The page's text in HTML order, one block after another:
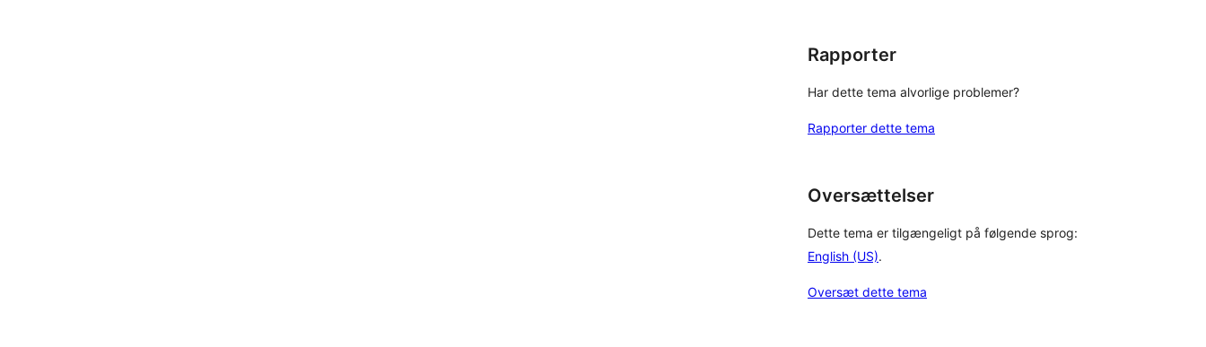
Rapporter
Har dette tema alvorlige problemer?
Rapporter dette tema
Oversættelser
Dette tema er tilgængeligt på følgende sprog:
English (US).
Oversæt dette tema